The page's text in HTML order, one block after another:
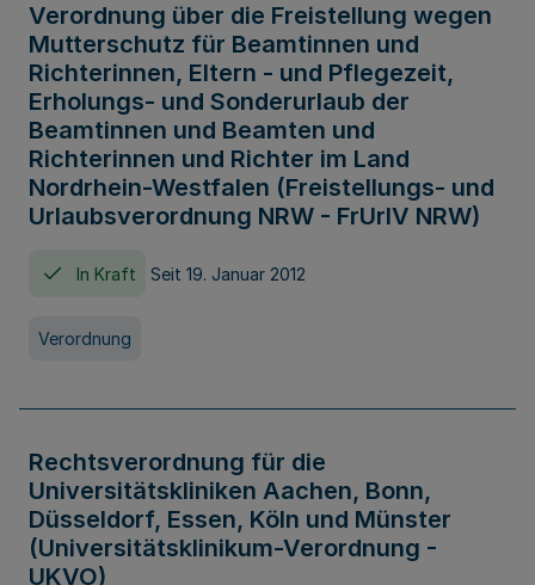
Verordnung über die Freistellung wegen
Mutterschutz für Beamtinnen und
Richterinnen, Eltern - und Pflegezeit,
Erholungs- und Sonderurlaub der
Beamtinnen und Beamten und
Richterinnen und Richter im Land
Nordrhein-Westfalen (Freistellungs- und
Urlaubsverordnung NRW - FrUrlV NRW)
In Kraft Seit 19. Januar 2012
Verordnung
Rechtsverordnung für die
Universitätskliniken Aachen, Bonn,
Düsseldorf, Essen, Köln und Münster
(Universitätsklinikum-Verordnung -
UKVO)